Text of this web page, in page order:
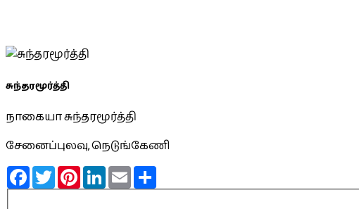
சுந்தரமூர்த்தி
நாகையா சுந்தரமூர்த்தி
சேனைப்புலவு, நெடுங்கேணி
FacebookTwitterPinterestLinkedInEmail